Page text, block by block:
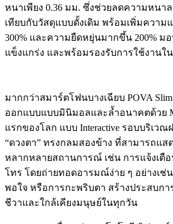
หนาเพียง 0.36 มม. ซึ่งช่วยลดความหนาล
เทียบกับวัสดุแบบดั้งเดิม พร้อมเพิ่มความ
300% และความยืดหยุ่นมากขึ้น 200% ม
แข็งแกร่ง และพร้อมรองรับการใช้งานใ
มากกว่าสมาร์ตโฟนบางเฉียบ POVA
ออกแบบแบบมินิมอลและล้ำอนาคตด้วย
แรกของโลก แบบ Interactive รอบบริเว
“ดวงตา” ทรงกลมสองข้าง ที่สามารถแส
หลากหลายสถานการณ์ เช่น การแจ้งเตื
โทร โดยถ่ายทอดอารมณ์ง่าย ๆ อย่างเ
พอใจ หรือการกะพริบตา สร้างประสบก
ชีวาและใกล้เคียงมนุษย์ในทุกวัน